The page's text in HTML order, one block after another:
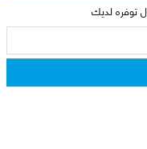
توفره لديك